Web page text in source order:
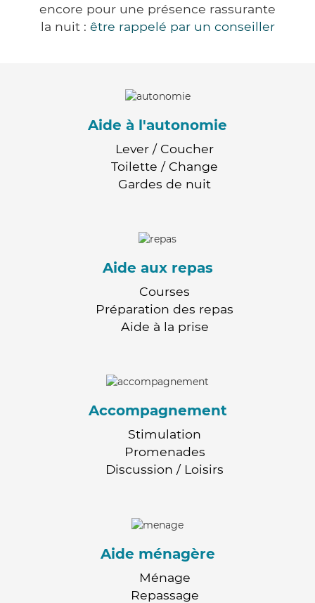
encore pour une présence rassurante
la nuit : être rappelé par un conseiller
Aide à l'autonomie
Lever / Coucher
Toilette / Change
Gardes de nuit
Aide aux repas
Courses
Préparation des repas
Aide à la prise
Accompagnement
Stimulation
Promenades
Discussion / Loisirs
Aide ménagère
Ménage
Repassage